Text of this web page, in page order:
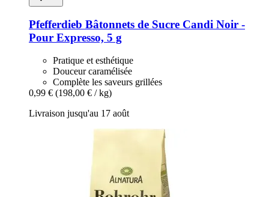
Pfefferdieb Bâtonnets de Sucre Candi Noir -​
Pour Expresso, 5 g
Pratique et esthétique
Douceur caramélisée
Complète les saveurs grillées
0,99 € (198,00 € / kg)
Livraison jusqu'au 17 août